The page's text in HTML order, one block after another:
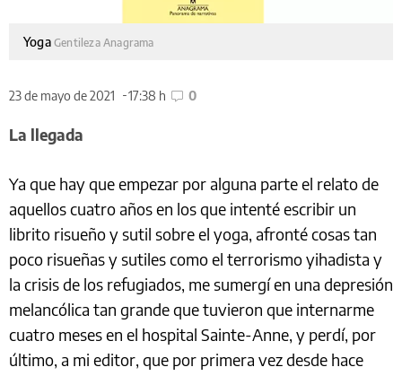
Yoga Gentileza Anagrama
23 de mayo de 2021 17:38 h 0
La llegada
Ya que hay que empezar por alguna parte el relato de
aquellos cuatro años en los que intenté escribir un
librito risueño y sutil sobre el yoga, afronté cosas tan
poco risueñas y sutiles como el terrorismo yihadista y
la crisis de los refugiados, me sumergí en una depresión
melancólica tan grande que tuvieron que internarme
cuatro meses en el hospital Sainte-Anne, y perdí, por
último, a mi editor, que por primera vez desde hace